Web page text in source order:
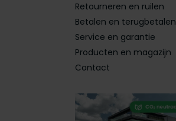
Retourneren en ruilen
Betalen en terugbetalen
Service en garantie
Producten en magazijn
Contact